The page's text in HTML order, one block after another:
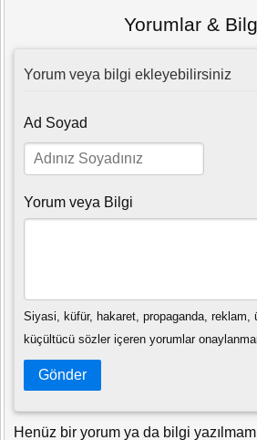
Yorumlar &
Yorum veya bilgi ekleyebilirsiniz
Ad Soyad
Yorum veya Bilgi
Siyasi, küfür, hakaret, propaganda, reklam,
küçültücü sözler içeren yorumlar
Gönder
Henüz bir yorum ya da bilgi